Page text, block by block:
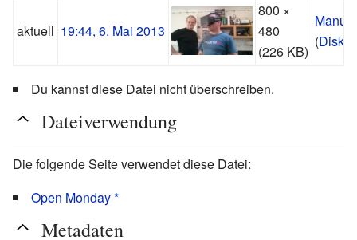
aktuell 19:44, 6. Mai 2013
800 ×
480
(226 KB)
(
Du kannst diese Datei nicht überschreiben.
Dateiverwendung
Die folgende Seite verwendet diese Datei:
Open Monday *
Metadaten